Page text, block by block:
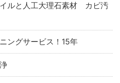
ルと人工大理石素材 カビ汚
ングサービス！15年